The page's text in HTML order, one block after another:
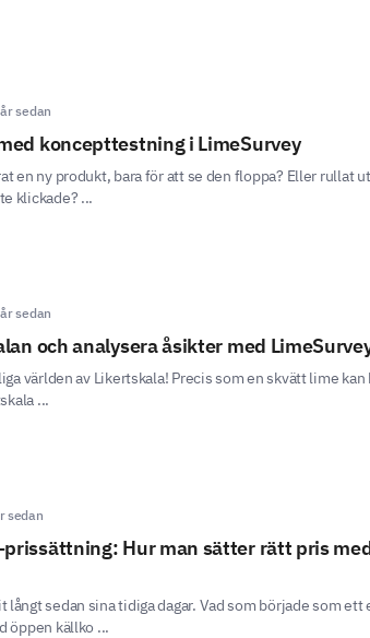
sedan
koncepttestning i LimeSurvey
en ny produkt, bara för att se den floppa? Eller rullat
klickade? ...
sedan
och analysera åsikter med
världen av Likertskala! Precis som en skvätt lime kan
...
sedan
prissättning: Hur man sätter rätt pris
långt sedan sina tidiga dagar. Vad som började som ett
öppen källko ...